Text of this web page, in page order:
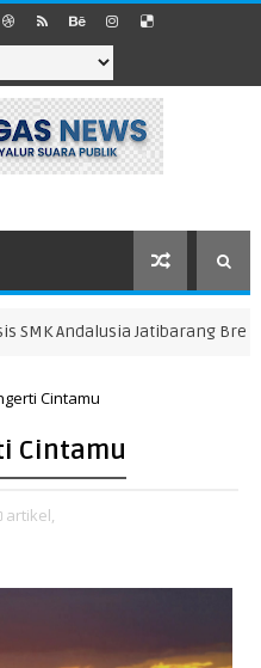
Andalusia Jatibarang Brebes:
Cintamu
Cintamu
artikel,